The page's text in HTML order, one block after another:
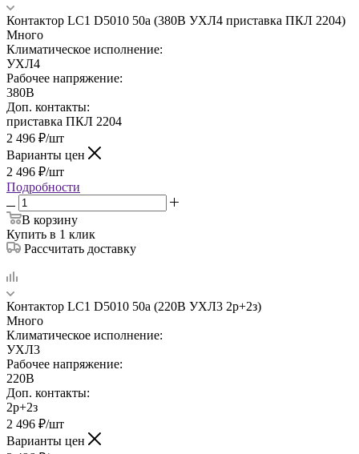
Контактор LC1 D5010 50а (380В УХЛ4 приставка ПКЛ 2204)
Много
Климатическое исполнение:
УХЛ4
Рабочее напряжение:
380В
Доп. контакты:
приставка ПКЛ 2204
2 496 ₽/шт
Варианты цен
2 496 ₽/шт
Подробности
В корзину
Купить в 1 клик
Рассчитать доставку
Контактор LC1 D5010 50а (220В УХЛ3 2р+2з)
Много
Климатическое исполнение:
УХЛ3
Рабочее напряжение:
220В
Доп. контакты:
2р+2з
2 496 ₽/шт
Варианты цен